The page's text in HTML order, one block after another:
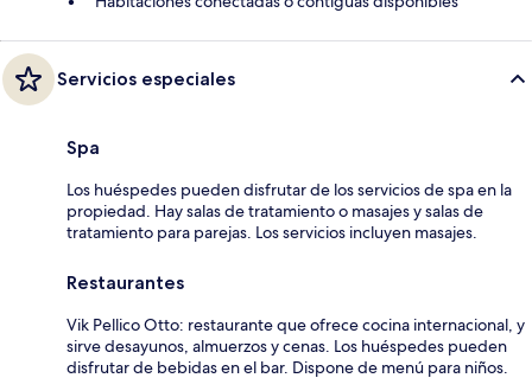
Servicios especiales
Spa
Los huéspedes pueden disfrutar de los servicios de spa en la
propiedad. Hay salas de tratamiento o masajes y salas de
tratamiento para parejas. Los servicios incluyen masajes.
Restaurantes
Vik Pellico Otto: restaurante que ofrece cocina internacional, y
sirve desayunos, almuerzos y cenas. Los huéspedes pueden
disfrutar de bebidas en el bar. Dispone de menú para niños.